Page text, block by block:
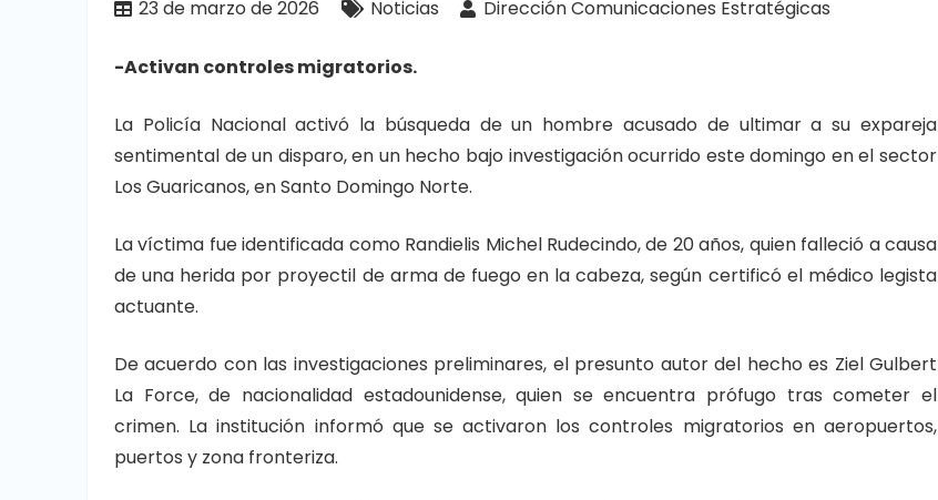
23 de marzo de 2026 Noticias Dirección Comunicaciones Estratégicas
-Activan controles migratorios.
La Policía Nacional activó la búsqueda de un hombre acusado de ultimar a su expareja
sentimental de un disparo, en un hecho bajo investigación ocurrido este domingo en el sector
Los Guaricanos, en Santo Domingo Norte.
La víctima fue identificada como Randielis Michel Rudecindo, de 20 años, quien falleció a causa
de una herida por proyectil de arma de fuego en la cabeza, según certificó el médico legista
actuante.
De acuerdo con las investigaciones preliminares, el presunto autor del hecho es Ziel Gulbert
La Force, de nacionalidad estadounidense, quien se encuentra prófugo tras cometer el
crimen. La institución informó que se activaron los controles migratorios en aeropuertos,
puertos y zona fronteriza.